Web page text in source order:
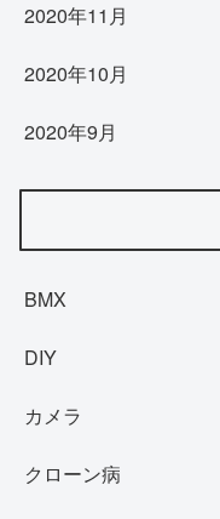
2020年11月
2020年10月
2020年9月
BMX
DIY
カメラ
クローン病